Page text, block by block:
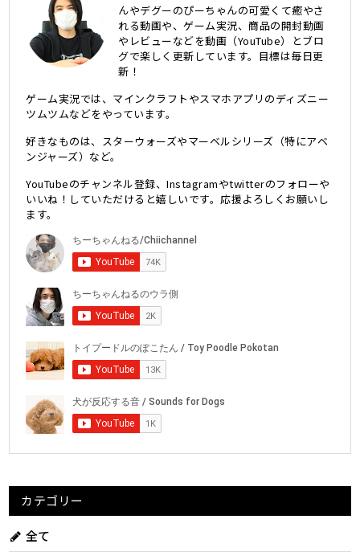
んやデグーのぴーちゃんの可愛くて癒やさ
れる動画や、ゲーム実況、商品の開封動画
やレビューなどを動画（YouTube）とブロ
グで楽しく更新しています。目標は毎日更
新！
ゲーム実況では、マインクラフトやスマホアプリのディズニー
ツムツムなどをやっています。
好きなものは、スターウォーズやマーベルシリーズ（特にアベ
ンジャーズ）など。
YouTubeのチャンネル登録、Instagramやtwitterのフォローや
いいね！していただけると嬉しいです。応援よろしくお願いし
ます。
カテゴリー
全て